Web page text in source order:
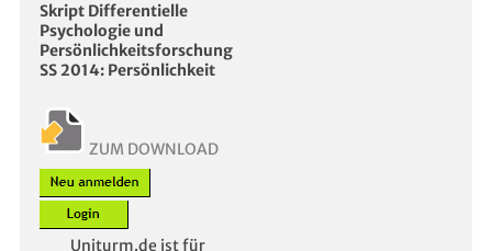
Skript Differentielle
Psychologie und
Persönlichkeitsforschung
SS 2014: Persönlichkeit
ZUM DOWNLOAD
Uniturm.de ist für